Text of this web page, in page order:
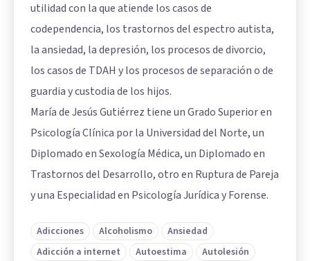
utilidad con la que atiende los casos de
codependencia, los trastornos del espectro autista,
la ansiedad, la depresión, los procesos de divorcio,
los casos de TDAH y los procesos de separación o de
guardia y custodia de los hijos.
María de Jesús Gutiérrez tiene un Grado Superior en
Psicología Clínica por la Universidad del Norte, un
Diplomado en Sexología Médica, un Diplomado en
Trastornos del Desarrollo, otro en Ruptura de Pareja
y una Especialidad en Psicología Jurídica y Forense.
Adicciones Alcoholismo
Ansiedad
Adicción a internet
Autoestima
Autolesión